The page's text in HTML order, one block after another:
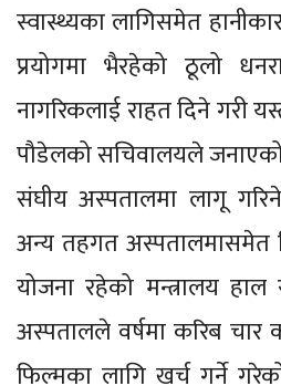
स्वास्थ्यका लागिसमेत
प्रयोगमा भैरहेको ठूलो
नागरिकलाई राहत दिने गरी
पौडेलको सचिवालयले
संघीय अस्पतालमा लागू
अन्य तहगत अस्पतालमासमेत
योजना रहेको मन्त्रालय हाल
अस्पतालले वर्षमा करिब चार
फिल्मका लागि खर्च गर्ने